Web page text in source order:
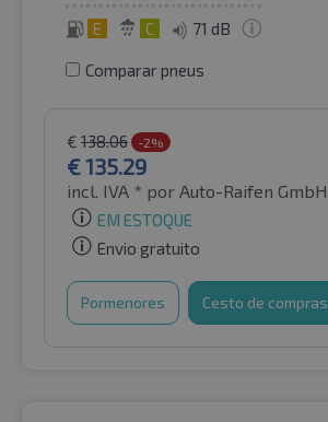
E C 71 dB
Comparar pneus
€ 138.06 -2%
€135.29
incl. IVA * por Auto-Raifen GmbH
EM ESTOQUE
Envio gratuito
Pormenores Cesto de compras